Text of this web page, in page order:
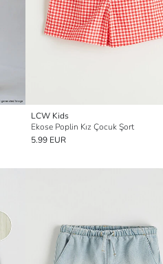
LCW Kids
Ekose Poplin Kız Çocuk Şort
5.99 EUR